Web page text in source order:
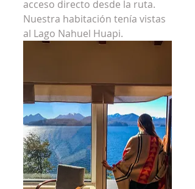
acceso directo desde la ruta.
Nuestra habitación tenía vistas
al Lago Nahuel Huapi.